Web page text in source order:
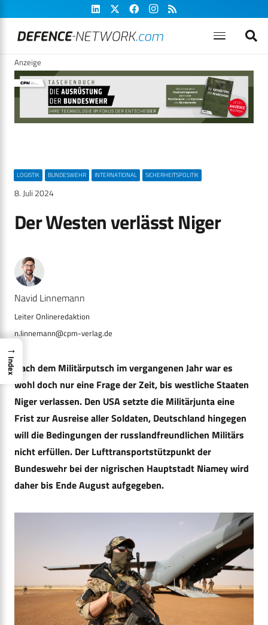
Anzeige
LOGISTIK BUNDESWEHR INTERNATIONAL SICHERHEITSPOLITIK
8. Juli 2024
Der Westen verlässt Niger
Navid Linnemann
n.linnemann@cpm-verlag.de
Nach dem Militärputsch im vergangenen Jahr war es
wohl doch nur eine Frage der Zeit, bis westliche Staaten
Niger verlassen. Den USA setzte die Militärjunta eine
Frist zur Ausreise aller Soldaten, Deutschland hingegen
will die Bedingungen der russlandfreundlichen Militärs
nicht erfüllen. Der Lufttransportstützpunkt der
Bundeswehr bei der nigrischen Hauptstadt Niamey wird
daher bis Ende August aufgegeben.
→
Index